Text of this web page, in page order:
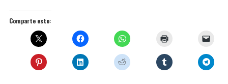
Comparte esto: